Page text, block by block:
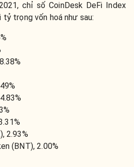
chỉ số CoinDesk DeFi Index
trọng vốn hoá như sau:
2.93%
(BNT), 2.00%